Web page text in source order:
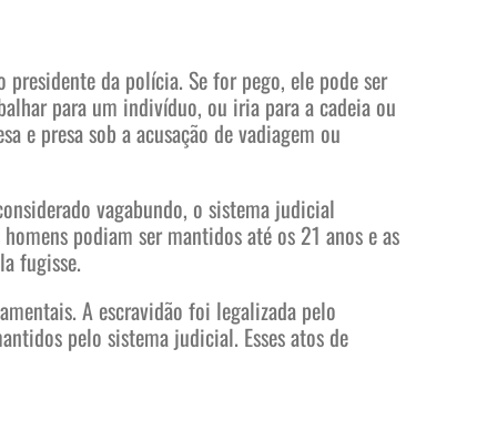
da polícia. Se for pego, ele pode ser
para um indivíduo, ou iria para a cadeia ou
e presa sob a acusação de vadiagem ou
vagabundo, o sistema judicial
podiam ser mantidos até os 21 anos e as
fugisse.
A escravidão foi legalizada pelo
pelo sistema judicial. Esses atos de